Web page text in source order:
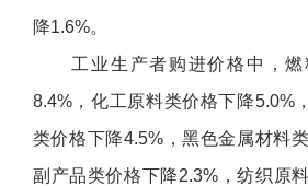
降1.6%。
工业生产者购进价格中，
8.4%，化工原料类价格下降5.0%
类价格下降4.5%，黑色金属材料
副产品类价格下降2.3% ，纺织原